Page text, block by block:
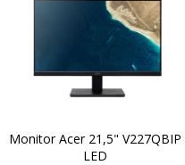
Monitor Acer 21,5" V227QBIP
LED